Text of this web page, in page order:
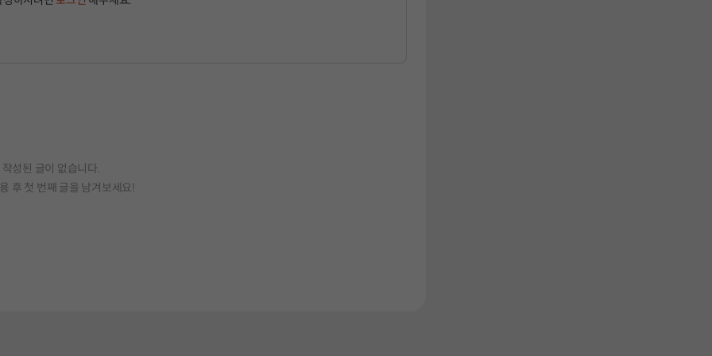
작성된 글이 없습니다.
후 첫 번째 글을 남겨보세요!